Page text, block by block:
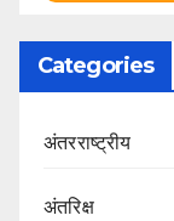
Categories
अंतरराष्ट्रीय
अंतरिक्ष